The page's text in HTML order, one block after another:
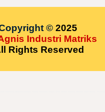
© 2025
Industri Matriks
Rights Reserved